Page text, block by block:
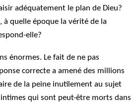
adéquatement le plan de Dieu?
à quelle époque la vérité de la
elle?
énormes. Le fait de ne pas
correcte a amené des millions
de la peine inutilement au sujet
qui sont peut-être morts dans